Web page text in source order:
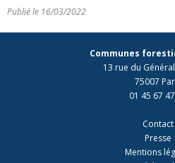
Publié le 16/03/2022
Communes
13 rue du
75007
01 45 67
Contact
Presse
Mentions